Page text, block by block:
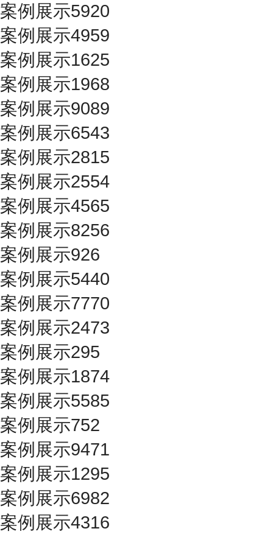
案例展示5920
案例展示4959
案例展示1625
案例展示1968
案例展示9089
案例展示6543
案例展示2815
案例展示2554
案例展示4565
案例展示8256
案例展示926
案例展示5440
案例展示7770
案例展示2473
案例展示295
案例展示1874
案例展示5585
案例展示752
案例展示9471
案例展示1295
案例展示6982
案例展示4316